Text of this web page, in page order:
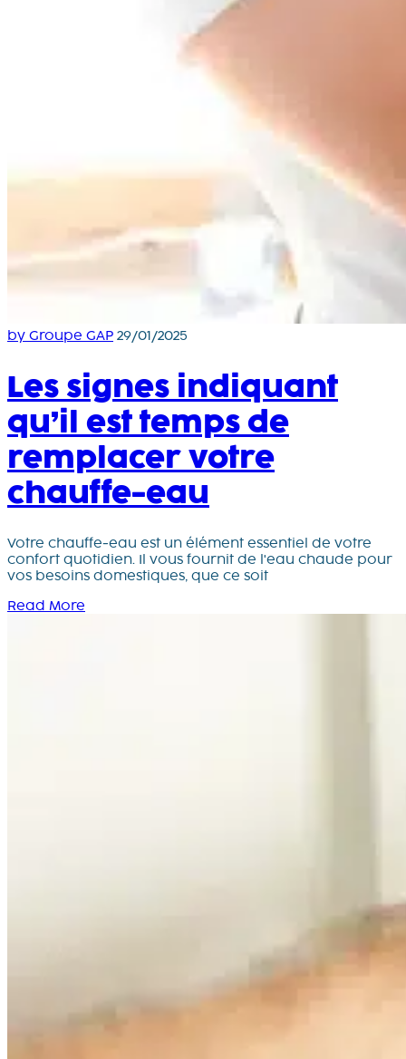
by Groupe GAP 29/01/2025
Les signes indiquant
qu’il est temps de
remplacer votre
chauffe-eau
Votre chauffe-eau est un élément essentiel de votre
confort quotidien. Il vous fournit de l'eau chaude pour
vos besoins domestiques, que ce soit
Read More